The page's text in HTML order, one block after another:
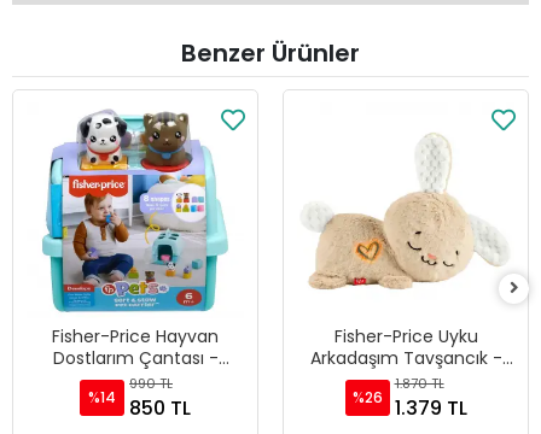
Benzer Ürünler
Fisher-Price Hayvan
Dostlarım Çantası -
HTW93
%14
990 TL
850 TL
Fisher-Price Uyku
Arkadaşım Tavşancık -
HXG97
%26
1.870 TL
1.379 TL